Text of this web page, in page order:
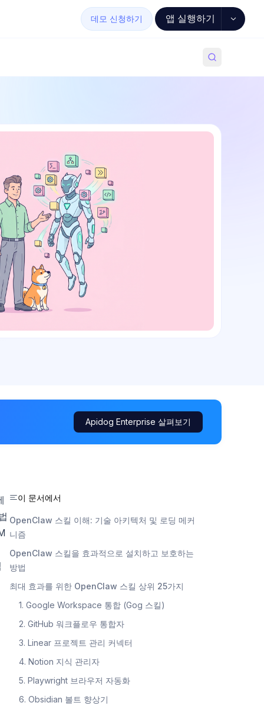
데모 신청하기 앱 실행하기
Apidog Enterprise 살펴보기
이 문서에서
OpenClaw 스킬 이해: 기술 아키텍처 및 로딩 메커
니즘
OpenClaw 스킬을 효과적으로 설치하고 보호하는
방법
최대 효과를 위한 OpenClaw 스킬 상위 25가지
1. Google Workspace 통합 (Gog 스킬)
2. GitHub 워크플로우 통합자
3. Linear 프로젝트 관리 커넥터
4. Notion 지식 관리자
5. Playwright 브라우저 자동화
6. Obsidian 볼트 향상기